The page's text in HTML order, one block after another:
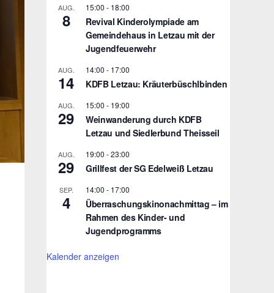
AUG.
8
15:00 - 18:00
Revival Kinderolympiade am
Gemeindehaus in Letzau mit der
Jugendfeuerwehr
AUG.
14
14:00 - 17:00
KDFB Letzau: Kräuterbüschlbinden
AUG.
29
15:00 - 19:00
Weinwanderung durch KDFB
Letzau und Siedlerbund Theisseil
AUG.
29
19:00 -23:00
Grillfest der SG Edelweiß Letzau
SEP.
4
14:00 - 17:00
Überraschungskinonachmittag – im
Rahmen des Kinder- und
Jugendprogramms
Kalender anzeigen